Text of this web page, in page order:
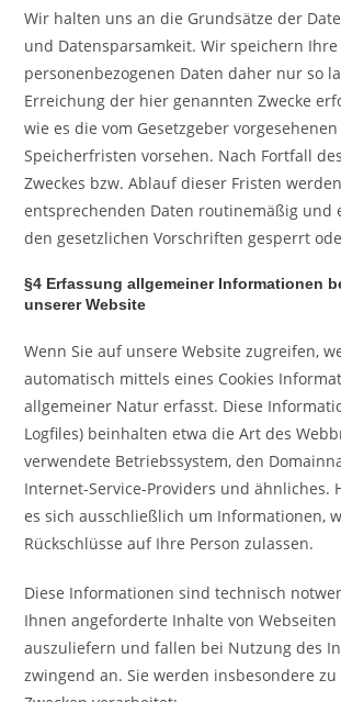
Wir halten uns an die Grundsätze der
und Datensparsamkeit. Wir speichern Ihre
personenbezogenen Daten daher nur so
Erreichung der hier genannten Zwecke
wie es die vom Gesetzgeber
Speicherfristen vorsehen. Nach Fortfall
Zweckes bzw. Ablauf dieser Fristen
entsprechenden Daten routinemäßig und
den gesetzlichen Vorschriften gesperrt
§4 Erfassung allgemeiner Informationen
unserer Website
Wenn Sie auf unsere Website zugreifen,
automatisch mittels eines Cookies
allgemeiner Natur erfasst. Diese
Logfiles) beinhalten etwa die Art des
verwendete Betriebssystem, den
Internet-Service-Providers und ähnliches.
es sich ausschließlich um Informationen,
Rückschlüsse auf Ihre Person zulassen.
Diese Informationen sind technisch
Ihnen angeforderte Inhalte von
auszuliefern und fallen bei Nutzung des
zwingend an. Sie werden insbesondere